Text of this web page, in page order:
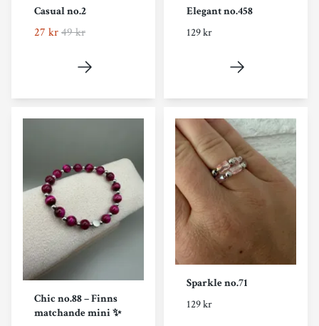
Casual no.2
27 kr49 kr
Elegant no.458
129 kr
Chic no.88 – Finns
matchande mini ✨
Sparkle no.71
129 kr